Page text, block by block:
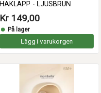
HAKLAPP - LJUSBRUN
Kr 149,00
På lager
Lägg i varukorgen